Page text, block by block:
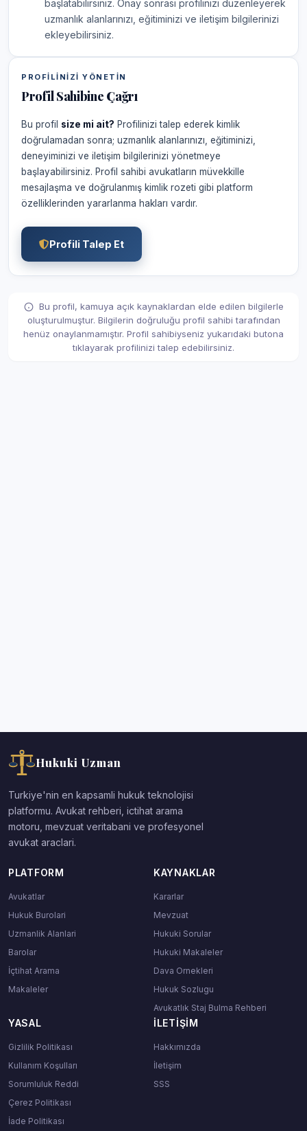
başlatabilirsiniz. Onay sonrası profilinizi düzenleyerek
uzmanlık alanlarınızı, eğitiminizi ve iletişim bilgilerinizi
ekleyebilirsiniz.
PROFILINIZI YÖNETIN
Profil Sahibine Çağrı
Bu profil size mi ait? Profilinizi talep ederek kimlik
doğrulamadan sonra; uzmanlık alanlarınızı, eğitiminizi,
deneyiminizi ve iletişim bilgilerinizi yönetmeye
başlayabilirsiniz. Profil sahibi avukatların müvekkille
mesajlaşma ve doğrulanmış kimlik rozeti gibi platform
özelliklerinden yararlanma hakları vardır.
Profili Talep Et
Bu profil, kamuya açık kaynaklardan elde edilen bilgilerle
oluşturulmuştur. Bilgilerin doğruluğu profil sahibi tarafından
henüz onaylanmamıştır. Profil sahibiyseniz yukarıdaki butona
tıklayarak profilinizi talep edebilirsiniz.
Hukuki Uzman
Turkiye'nin en kapsamli hukuk teknolojisi
platformu. Avukat rehberi, ictihat arama
motoru, mevzuat veritabani ve profesyonel
avukat araclari.
PLATFORM
Avukatlar
Hukuk Burolari
Uzmanlik Alanlari
Barolar
İçtihat Arama
Makaleler
KAYNAKLAR
Kararlar
Mevzuat
Hukuki Sorular
Hukuki Makaleler
Dava Ornekleri
Hukuk Sozlugu
Avukatlık Staj Bulma Rehberi
YASAL
Gizlilik Politikası
Kullanım Koşulları
Sorumluluk Reddi
Çerez Politikası
İade Politikası
İLETIŞIM
Hakkımızda
İletişim
SSS